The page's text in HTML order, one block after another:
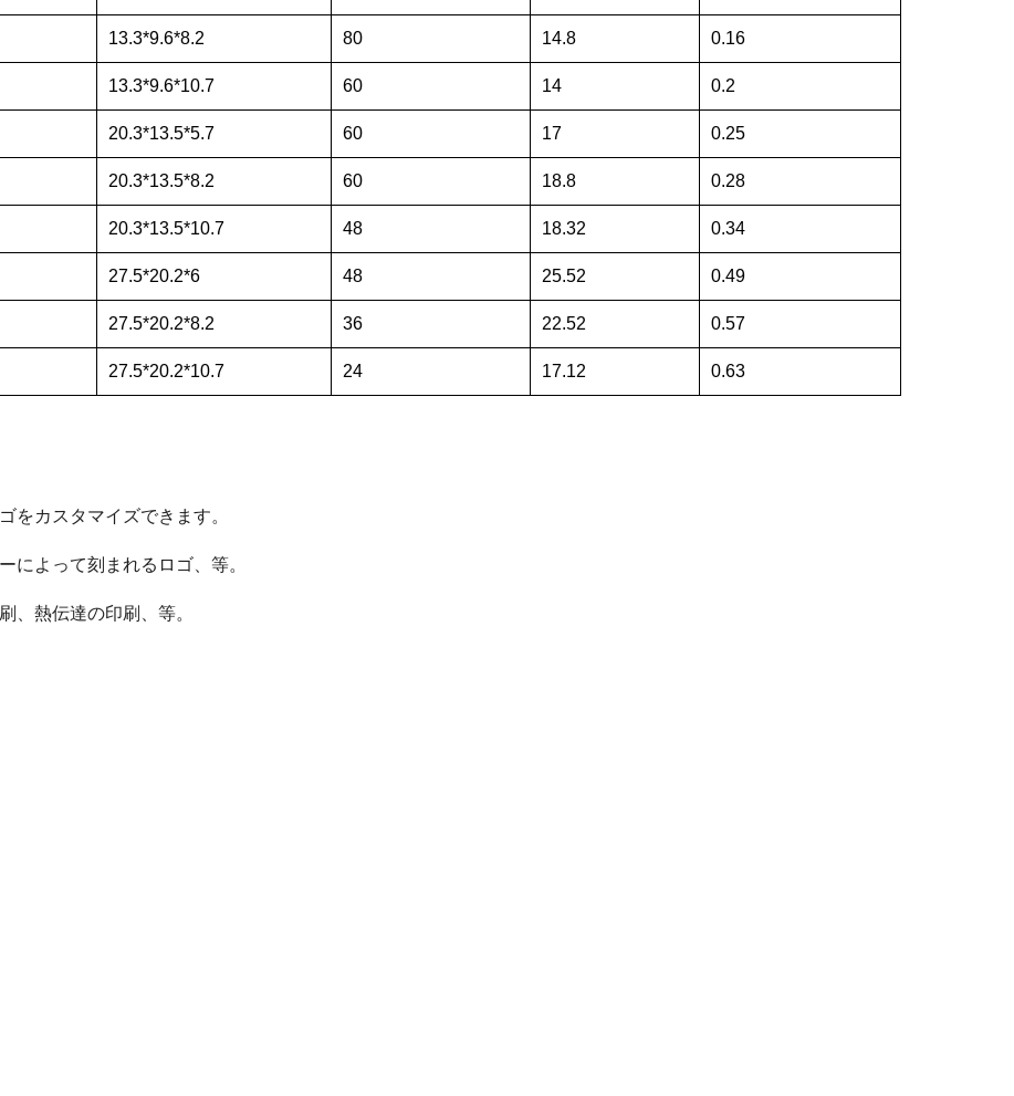
13.3*9.6*8.2 80 14.8 0.16
13.3*9.6*10.7 60 14 0.2
20.3*13.5*5.7 60 17 0.25
20.3*13.5*8.2 60 18.8 0.28
20.3*13.5*10.7 48 18.32 0.34
27.5*20.2*6 48 25.52 0.49
27.5*20.2*8.2 36 22.52 0.57
27.5*20.2*10.7 24 17.12 0.63
をカスタマイズできます。
によって刻まれるロゴ、等。
、熱伝達の印刷、等。